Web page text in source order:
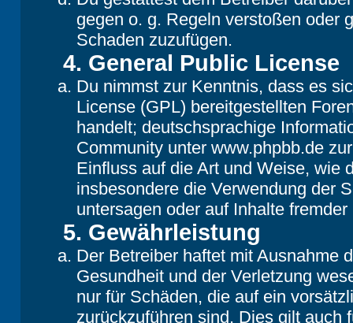
gegen o. g. Regeln verstoßen oder
Schaden zuzufügen.
4. General Public License
Du nimmst zur Kenntnis, dass es
License (GPL) bereitgestellten
handelt; deutschsprachige
Community unter www.phpbb.de
Einfluss auf die Art und Weise, wie
insbesondere die Verwendung der
untersagen oder auf Inhalte
5. Gewährleistung
Der Betreiber haftet mit Ausnahme
Gesundheit und der Verletzung
nur für Schäden, die auf ein
zurückzuführen sind. Dies gilt auch